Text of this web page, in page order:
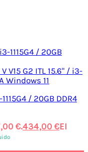
/ 20GB DDR4
€.434,00 €El